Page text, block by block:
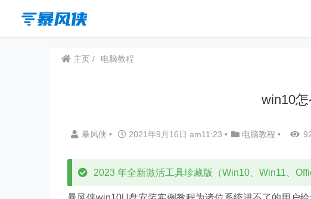
主页 电脑教程
win10
暴风侠 • 2021年9月16日 am11:23 • 电脑教程 •
2023 年全新激活工具珍藏版（Win10、Win11、